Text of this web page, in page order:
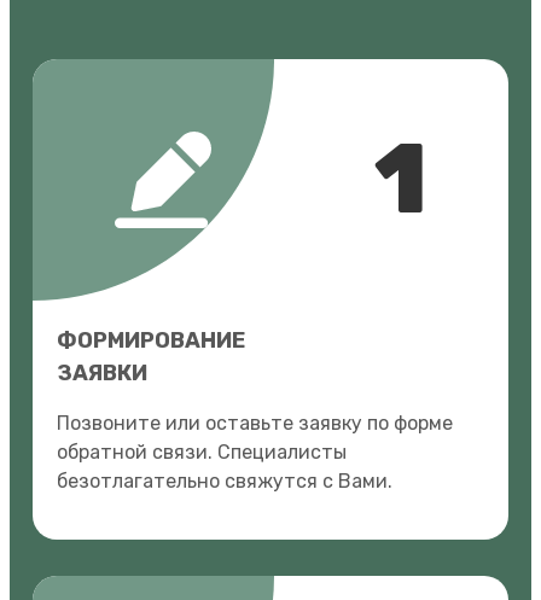
1
ФОРМИРОВАНИЕ
ЗАЯВКИ
Позвоните или оставьте заявку по форме
обратной связи. Специалисты
безотлагательно свяжутся с Вами.